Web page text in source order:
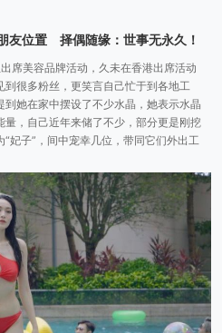
友位置 择偶随缘：世事无永久！
席美容品牌活动，久未在香港出席活动
很多粉丝，更笑言自己忙于到各地工
她在家中摆设了不少水晶，她表示水晶
，自己近年来储了不少，部分更是刚挖
妃子”，间中宠幸几位，带同它们外出工